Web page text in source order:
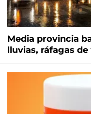
Media provincia
lluvias, ráfagas